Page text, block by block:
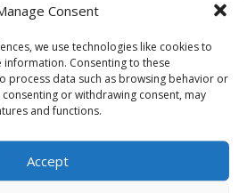
Consent
we use technologies like cookies to
Consenting to these
process data such as browsing behavior or
or withdrawing consent, may
and functions.
Accept
мигиви со моето дете.